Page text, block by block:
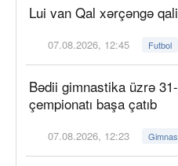
Lui van Qal xərçəngə
07.08.2026, 12:45 Futbol
Bədii gimnastika üzrə
çempionatı başa çatıb
07.08.2026, 12:23